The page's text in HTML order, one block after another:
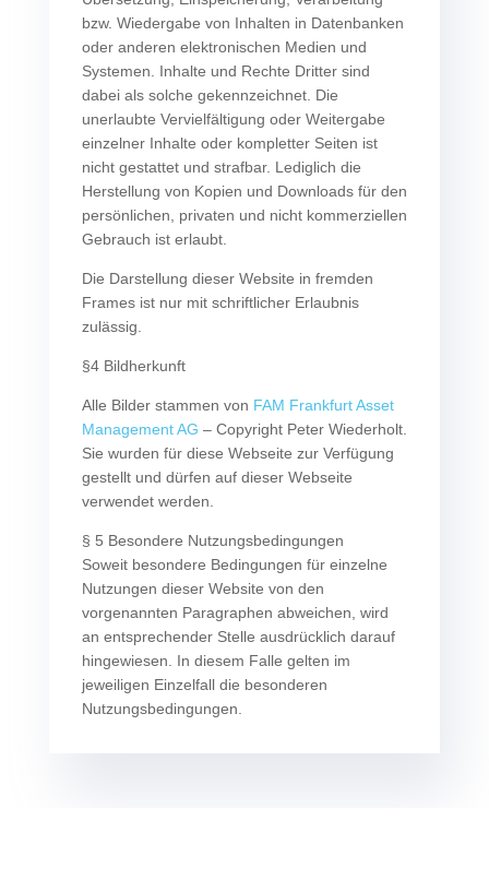
bzw. Wiedergabe von Inhalten in Datenbanken
oder anderen elektronischen Medien und
Systemen. Inhalte und Rechte Dritter sind
dabei als solche gekennzeichnet. Die
unerlaubte Vervielfältigung oder Weitergabe
einzelner Inhalte oder kompletter Seiten ist
nicht gestattet und strafbar. Lediglich die
Herstellung von Kopien und Downloads für den
persönlichen, privaten und nicht kommerziellen
Gebrauch ist erlaubt.
Die Darstellung dieser Website in fremden
Frames ist nur mit schriftlicher Erlaubnis
zulässig.
§4 Bildherkunft
Alle Bilder stammen von FAM Frankfurt Asset
Management AG – Copyright Peter Wiederholt.
Sie wurden für diese Webseite zur Verfügung
gestellt und dürfen auf dieser Webseite
verwendet werden.
§ 5 Besondere Nutzungsbedingungen
Soweit besondere Bedingungen für einzelne
Nutzungen dieser Website von den
vorgenannten Paragraphen abweichen, wird
an entsprechender Stelle ausdrücklich darauf
hingewiesen. In diesem Falle gelten im
jeweiligen Einzelfall die besonderen
Nutzungsbedingungen.